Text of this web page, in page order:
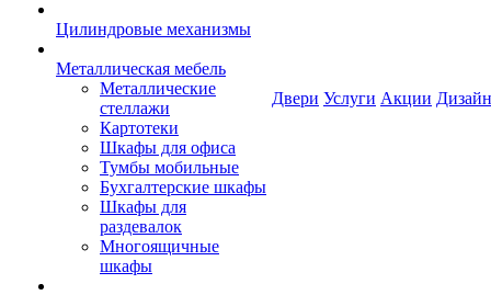
Цилиндровые механизмы
Металлическая мебель
Металлические
стеллажи
Картотеки
Шкафы для офиса
Тумбы мобильные
Бухгалтерские шкафы
Шкафы для
раздевалок
Многоящичные
шкафы
Двери Услуги Акции